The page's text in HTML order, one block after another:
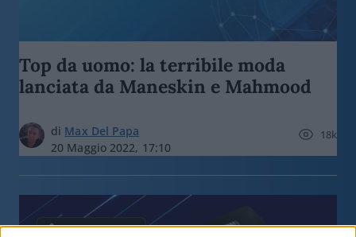
Top da uomo: la terribile moda
lanciata da Maneskin e Mahmood
di Max Del Papa
20 Maggio 2022, 17:10
18k